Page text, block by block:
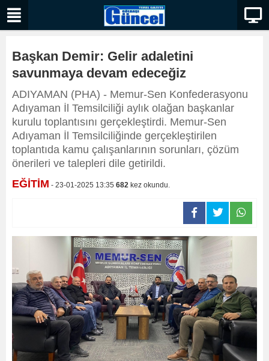
Başkan Demir: Gelir adaletini
savunmaya devam edeceğiz
ADIYAMAN (PHA) - Memur-Sen Konfederasyonu
Adıyaman İl Temsilciliği aylık olağan başkanlar
kurulu toplantısını gerçekleştirdi. Memur-Sen
Adıyaman İl Temsilciliğinde gerçekleştirilen
toplantıda kamu çalışanlarının sorunları, çözüm
önerileri ve talepleri dile getirildi.
EĞİTİM - 23-01-2025 13:35 682 kez okundu.